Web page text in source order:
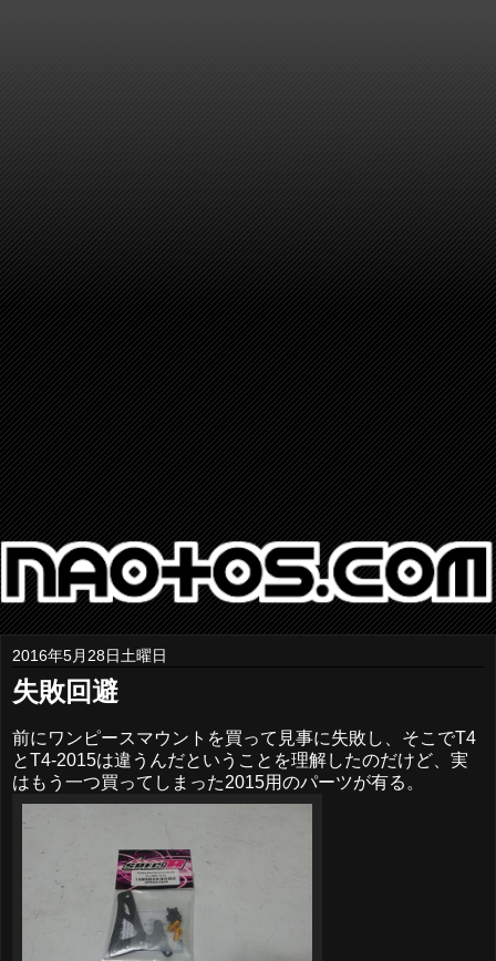
2016年5月28日土曜日
失敗回避
前にワンピースマウントを買って見事に失敗し、そこでT4
とT4-2015は違うんだということを理解したのだけど、実
はもう一つ買ってしまった2015用のパーツが有る。